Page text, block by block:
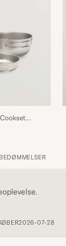
2026-07-28